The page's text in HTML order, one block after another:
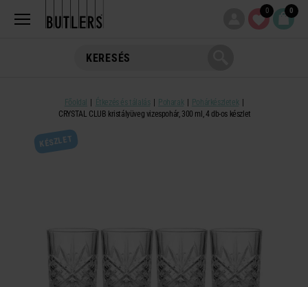
0 0
Főoldal Étkezés és tálalás Poharak
Pohárkészletek
CRYSTAL CLUB kristályüveg vizespohár, 300 ml, 4 db-os készlet
KÉSZLET